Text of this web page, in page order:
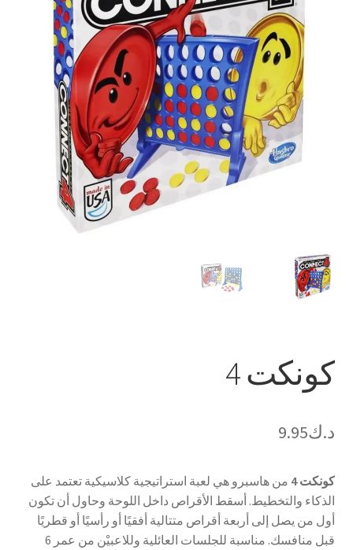
تواصل معنا
العربية
كونكت 4
د.ك9.95
كونكت 4
من هاسبرو هي لعبة استراتيجية كلاسيكية تعتمد على
الذكاء والتخطيط. أسقط الأقراص داخل اللوحة وحاول أن تكون
أول من يصل إلى أربعة أقراص متتالية أفقيًا أو رأسيًا أو قطريًا
قبل منافسك. مناسبة للجلسات العائلية وللاعبيْن من عمر 6